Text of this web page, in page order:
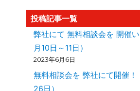
投稿記事一覧
弊社にて 無料相談会を 開催
月10日～11日）
2023年6月6日
無料相談会を 弊社にて開催！
26日）